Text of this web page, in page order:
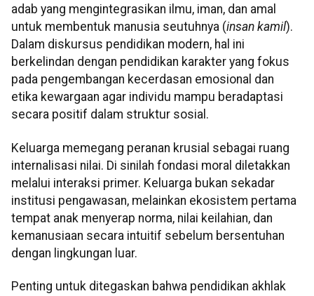
adab yang mengintegrasikan ilmu, iman, dan amal
untuk membentuk manusia seutuhnya (insan kamil).
Dalam diskursus pendidikan modern, hal ini
berkelindan dengan pendidikan karakter yang fokus
pada pengembangan kecerdasan emosional dan
etika kewargaan agar individu mampu beradaptasi
secara positif dalam struktur sosial.
Keluarga memegang peranan krusial sebagai ruang
internalisasi nilai. Di sinilah fondasi moral diletakkan
melalui interaksi primer. Keluarga bukan sekadar
institusi pengawasan, melainkan ekosistem pertama
tempat anak menyerap norma, nilai keilahian, dan
kemanusiaan secara intuitif sebelum bersentuhan
dengan lingkungan luar.
Penting untuk ditegaskan bahwa pendidikan akhlak